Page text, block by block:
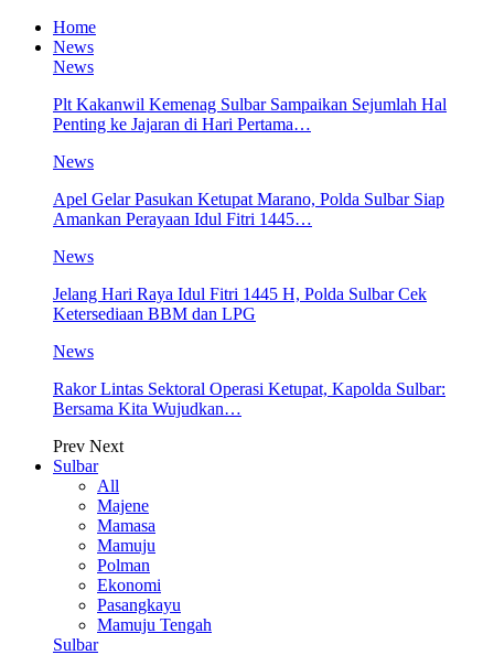
Home
News
News
Plt Kakanwil Kemenag Sulbar Sampaikan Sejumlah Hal
Penting ke Jajaran di Hari Pertama…
News
Apel Gelar Pasukan Ketupat Marano, Polda Sulbar Siap
Amankan Perayaan Idul Fitri 1445…
News
Jelang Hari Raya Idul Fitri 1445 H, Polda Sulbar Cek
Ketersediaan BBM dan LPG
News
Rakor Lintas Sektoral Operasi Ketupat, Kapolda Sulbar:
Bersama Kita Wujudkan…
Prev Next
Sulbar
All
Majene
Mamasa
Mamuju
Polman
Ekonomi
Pasangkayu
Mamuju Tengah
Sulbar